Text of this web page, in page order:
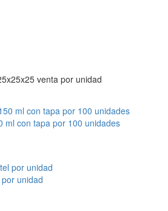
venta por unidad
ml con tapa por 100 unidades
unidad